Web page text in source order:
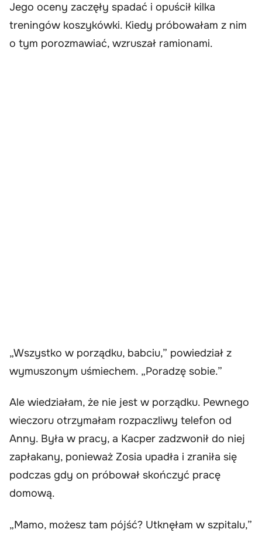
Jego oceny zaczęły spadać i opuścił kilka
treningów koszykówki. Kiedy próbowałam z nim
o tym porozmawiać, wzruszał ramionami.
„Wszystko w porządku, babciu,” powiedział z
wymuszonym uśmiechem. „Poradzę sobie.”
Ale wiedziałam, że nie jest w porządku. Pewnego
wieczoru otrzymałam rozpaczliwy telefon od
Anny. Była w pracy, a Kacper zadzwonił do niej
zapłakany, ponieważ Zosia upadła i zraniła się
podczas gdy on próbował skończyć pracę
domową.
„Mamo, możesz tam pójść? Utknęłam w szpitalu,”